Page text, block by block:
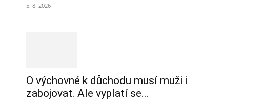
5. 8. 2026
O výchovné k důchodu musí muži i
zabojovat. Ale vyplatí se...